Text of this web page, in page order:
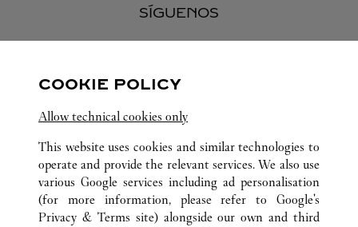
SÍGUENOS
Visit us on Instagram
Link Opens in New TabVisit us on Tumblr
Link Opens in New Tab
TODAS LAS UBICACIONES DE CARTIER
CHINA
LIAONING
SHENYANG
NO.288 QINGNIAN STREET
COOKIE POLICY
Allow technical cookies only
This website uses cookies and similar technologies to
operate and provide the relevant services. We also use
various Google services including ad personalisation
(for more information, please refer to Google's
Privacy & Terms site) alongside our own and third